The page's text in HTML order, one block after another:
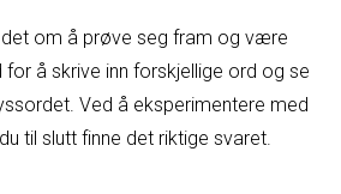
det om å prøve seg fram og være
å skrive inn forskjellige ord og se
Ved å eksperimentere med
til slutt finne det riktige svaret.